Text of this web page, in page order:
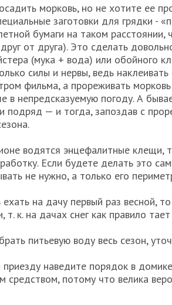
морковь, но не хотите ее
заготовки для грядки -
бумаги на таком
от друга). Это сделать
(мука + вода) или обойного
силы и нервы, ведь
фильма, а прореживать
в непредсказуемую погоду. А
подряд — и тогда, запоздав с
водятся энцефалитные клещи,
Если будете делать это
не нужно, а только его
ехать на дачу первый раз весной,
т. к. на дачах снег как правило
питьевую воду весь сезон,
наведите порядок в
потому что велика